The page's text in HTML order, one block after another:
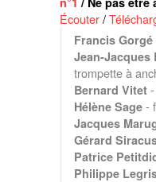
Écouter/
Francis Gorgé
Jean-Jacques
trompette à
Bernard Vitet
Hélène Sage -
Jacques
Gérard
Patrice
Philippe